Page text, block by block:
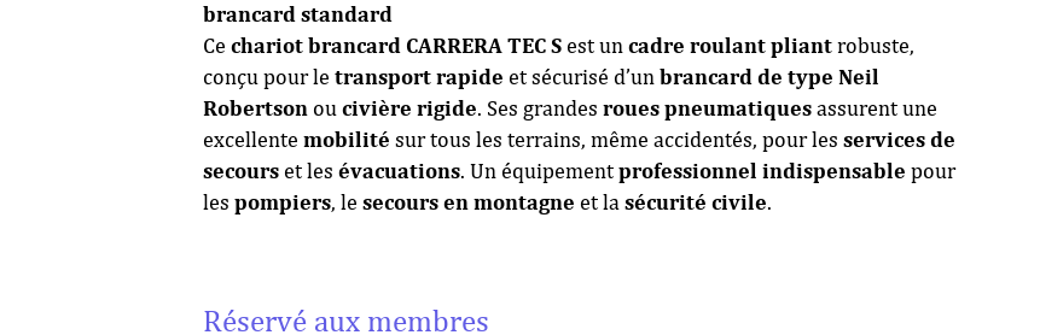
brancard standard
Ce chariot brancard CARRERA TEC Sest uncadre roulant pliantrobuste,
conçu pour le transport rapide et sécurisé d’unbrancard de type Neil
Robertsonoucivière rigide. Ses grandes roues pneumatiquesassurent une
excellente mobilité sur tous les terrains, même accidentés, pour les services de
secourset les évacuations. Un équipementprofessionnel indispensable pour
les pompiers, le secours en montagne et lasécurité civile.
Réservé aux membres